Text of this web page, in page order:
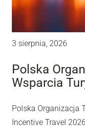
3 sierpnia, 2026
Polska
Wsparcia
Polska Organizacja
Incentive Travel